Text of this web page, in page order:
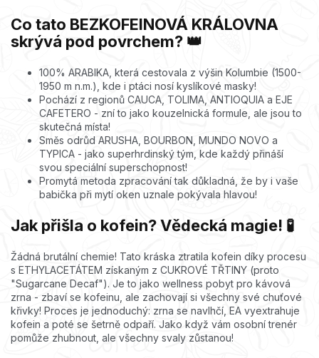
Co tato BEZKOFEINOVÁ KRÁLOVNA
skrývá pod povrchem? 👑
100% ARABIKA, která cestovala z výšin Kolumbie (1500-
1950 m n.m.), kde i ptáci nosí kyslíkové masky!
Pochází z regionů CAUCA, TOLIMA, ANTIOQUIA a EJE
CAFETERO - zní to jako kouzelnická formule, ale jsou to
skutečná místa!
Směs odrůd ARUSHA, BOURBON, MUNDO NOVO a
TYPICA - jako superhrdinský tým, kde každý přináší
svou speciální superschopnost!
Promytá metoda zpracování tak důkladná, že by i vaše
babička při mytí oken uznale pokývala hlavou!
Jak přišla o kofein? Vědecká magie! 🧪
Žádná brutální chemie! Tato kráska ztratila kofein díky procesu
s ETHYLACETÁTEM získaným z CUKROVÉ TŘTINY (proto
"Sugarcane Decaf"). Je to jako wellness pobyt pro kávová
zrna - zbaví se kofeinu, ale zachovají si všechny své chuťové
křivky! Proces je jednoduchý: zrna se navlhčí, EA vyextrahuje
kofein a poté se šetrně odpaří. Jako když vám osobní trenér
pomůže zhubnout, ale všechny svaly zůstanou!